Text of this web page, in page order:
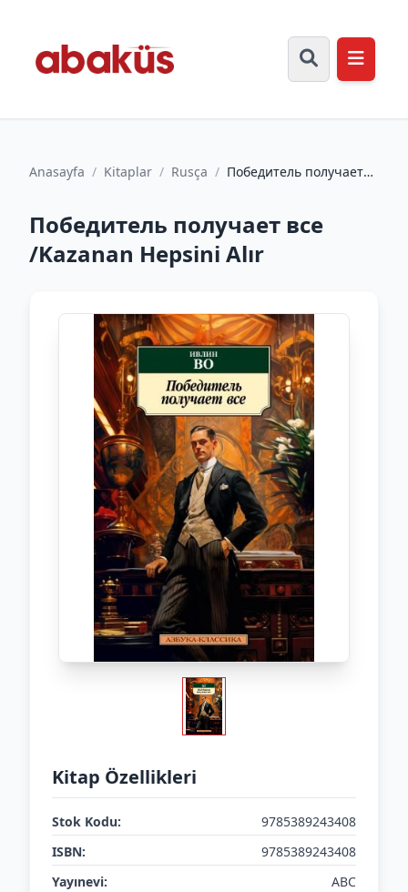
Anasayfa / Kitaplar / Rusça / Победитель получает
Победитель получает все
/Kazanan Hepsini Alır
Kitap Özellikleri
Stok Kodu:
9785389243408
ISBN:
9785389243408
Yayınevi:
ABC